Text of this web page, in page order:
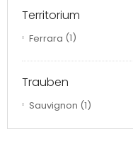
Territorium
Ferrara (1)
Trauben
Sauvignon (1)